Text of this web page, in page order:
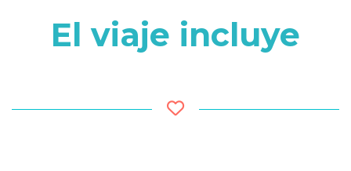
El viaje incluye